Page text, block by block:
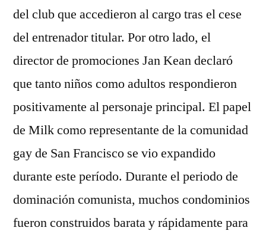
del club que accedieron al cargo tras el cese
del entrenador titular. Por otro lado, el
director de promociones Jan Kean declaró
que tanto niños como adultos respondieron
positivamente al personaje principal. El papel
de Milk como representante de la comunidad
gay de San Francisco se vio expandido
durante este período. Durante el periodo de
dominación comunista, muchos condominios
fueron construidos barata y rápidamente para